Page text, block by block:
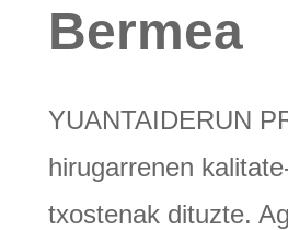
Bermea
YUANTAIDERUN
hirugarrenen
txostenak dituzte.